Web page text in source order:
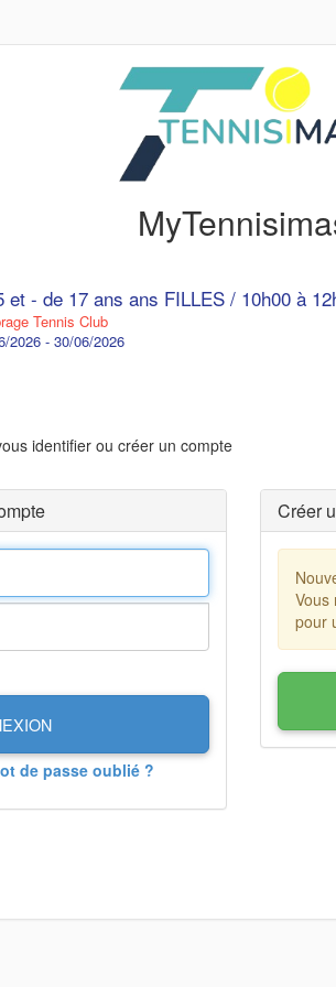
et - de 17 ans ans FILLES / 10h00 à
Tennis Club
2026 - 30/06/2026
identifier ou créer un compte
de passe oublié ?
Créer
Vous
pour